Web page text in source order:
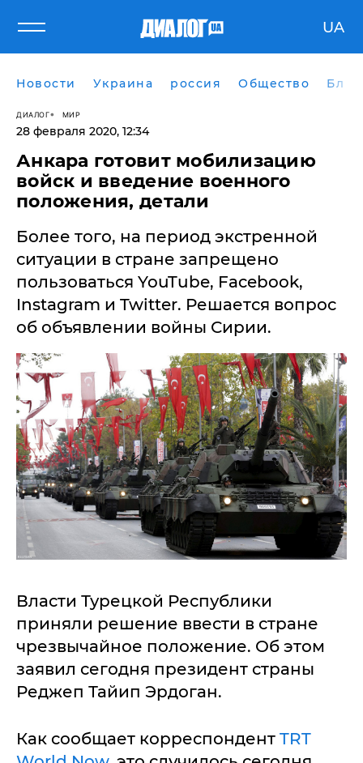
UA
Новости Украина россия Общество
ДИАЛОГ МИР
28 февраля 2020, 12:34
Анкара готовит мобилизацию
войск и введение военного
положения, детали
Более того, на период экстренной
ситуации в стране запрещено
пользоваться YouTube, Facebook,
Instagram и Twitter. Решается вопрос
об объявлении войны Сирии.
Власти Турецкой Республики
приняли решение ввести в стране
чрезвычайное положение. Об этом
заявил сегодня президент страны
Реджеп Тайип Эрдоган.
Как сообщает корреспондент TRT